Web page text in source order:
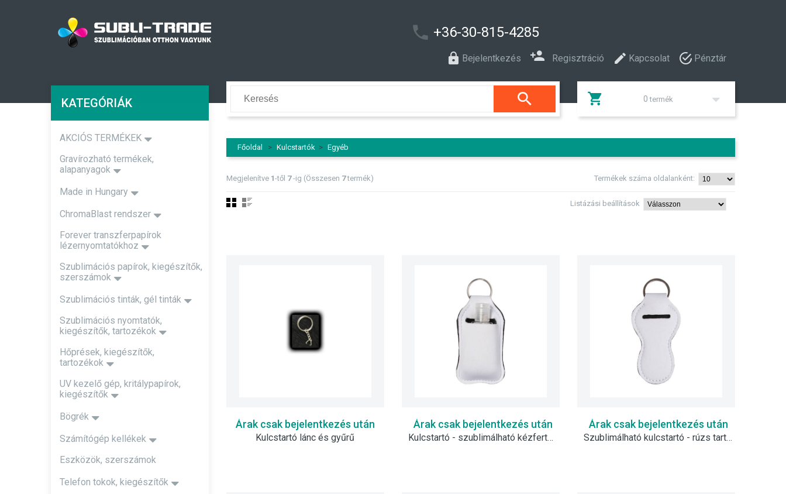
+36-30-815-4285
Bejelentkezés Regisztráció Kapcsolat Pénztár
 0 termék
Főoldal > Kulcstartók > Egyéb
Megjelenítve 1-től 7-ig (Összesen 7termék) Termékek száma oldalanként:
Listázási beállítások
Árak csak bejelentkezés után
Kulcstartó lánc és gyűrű
Árak csak bejelentkezés után
Kulcstartó - szublimálható kézfertőtlenítő hordozóval
Árak csak bejelentkezés után
Szublimálható kulcstartó - rúzs tartóval
KATEGÓRIÁK
AKCIÓS TERMÉKEK
Gravírozható termékek,
alapanyagok
Made in Hungary
ChromaBlast rendszer
Forever transzferpapírok
lézernyomtatókhoz
Szublimációs papírok, kiegészítők,
szerszámok
Szublimációs tinták, gél tinták
Szublimációs nyomtatók,
kiegészítők, tartozékok
Hőprések, kiegészítők,
tartozékok
UV kezelő gép, kritálypapírok,
kiegészítők
Bögrék
Számítógép kellékek
Eszközök, szerszámok
Telefon tokok, kiegészítők